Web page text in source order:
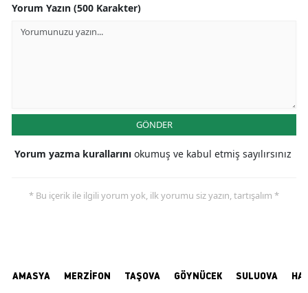
Yorum Yazın (500 Karakter)
GÖNDER
Yorum yazma kurallarını okumuş ve kabul etmiş sayılırsınız
* Bu içerik ile ilgili yorum yok, ilk yorumu siz yazın, tartışalım *
AMASYA MERZİFON TAŞOVA GÖYNÜCEK SULUOVA